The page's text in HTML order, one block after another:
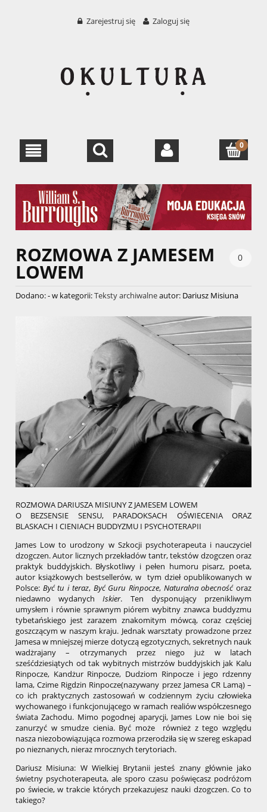
Zarejestruj się Zaloguj się
ROZMOWA Z JAMESEM
LOWEM
0
Dodano:-w kategorii:Teksty archiwalneautor: Dariusz Misiuna
ROZMOWA DARIUSZA MISIUNY Z JAMESEM LOWEM
O BEZSENSIE SENSU, PARADOKSACH OŚWIECENIA ORAZ
BLASKACH I CIENIACH BUDDYZMU I PSYCHOTERAPII
James Low to urodzony w Szkocji psychoterapeuta i nauczyciel
dzogczen. Autor licznych przekładów tantr, tekstów dzogczen oraz
praktyk buddyjskich. Błyskotliwy i pełen humoru pisarz, poeta,
autor książkowych bestsellerów, w tym dzieł opublikowanych w
Polsce: Być tu i teraz, Być Guru Rinpocze, Naturalna obecnośćoraz
niedawno wydanychIskier. Ten dysponujący przenikliwym
umysłem i równie sprawnym piórem wybitny znawca buddyzmu
tybetańskiego jest zarazem znakomitym mówcą, coraz częściej
goszczącym w naszym kraju. Jednak warsztaty prowadzone przez
Jamesa w mniejszej mierze dotyczą egzotycznych, sekretnych nauk
wadżrajany – otrzymanych przez niego już w latach
sześćdziesiątych od tak wybitnych mistrzów buddyjskich jak Kalu
Rinpocze, Kandżur Rinpocze, Dudziom Rinpocze i jego rdzenny
lama, Czime Rigdzin Rinpocze(nazywany przez Jamesa CR Lamą) –
co ich praktycznych zastosowań w codziennym życiu człowieka
wychowanego i funkcjonującego w ramach realiów współczesnego
świata Zachodu. Mimo pogodnej aparycji, James Low nie boi się
zanurzyć w smudze cienia. Być może również z tego względu
nasza niezobowiązująca rozmowa przerodziła się w szereg eskapad
po nieznanych, nieraz mrocznych terytoriach.
Dariusz Misiuna: W Wielkiej Brytanii jesteś znany głównie jako
świetny psychoterapeuta, ale sporo czasu poświęcasz podróżom
po świecie, w trakcie których przekazujesz nauki dzogczen. Co to
takiego?